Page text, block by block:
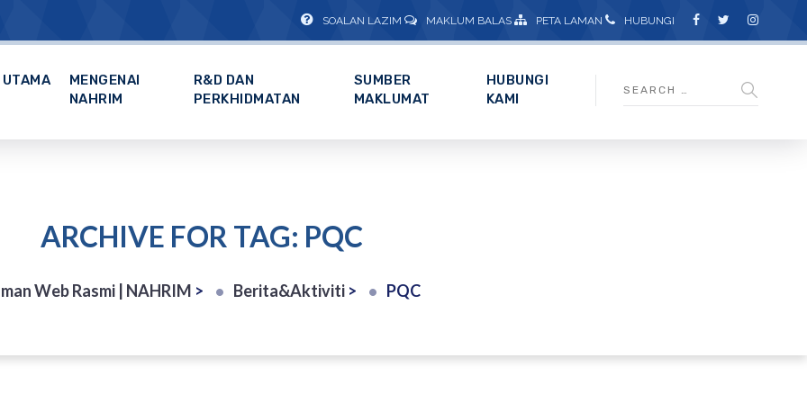
SOALAN LAZIM MAKLUM BALAS PETA LAMAN HUBUNGI
UTAMA
MENGENAI
NAHRIM
R&D DAN
PERKHIDMATAN
SUMBER
MAKLUMAT
HUBUNGI
KAMI
ARCHIVE FOR TAG: PQC
Web Rasmi | NAHRIM > Berita&Aktiviti> PQC